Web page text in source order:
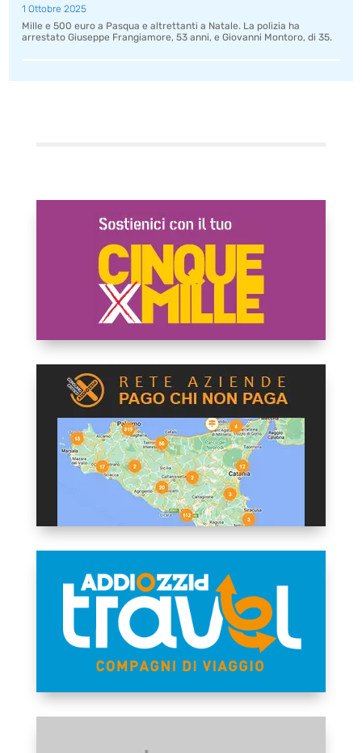
1 Ottobre 2025
Mille e 500 euro a Pasqua e altrettanti a Natale. La polizia ha
arrestato Giuseppe Frangiamore, 53 anni, e Giovanni Montoro, di 35.